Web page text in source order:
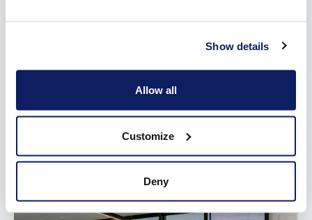
Show details
Allow all
Customize
Deny
Op de plaats waar isolatie werd weggenomen, komt een
Meer weten over onze soorten zonwering en de ZipX®Zero?